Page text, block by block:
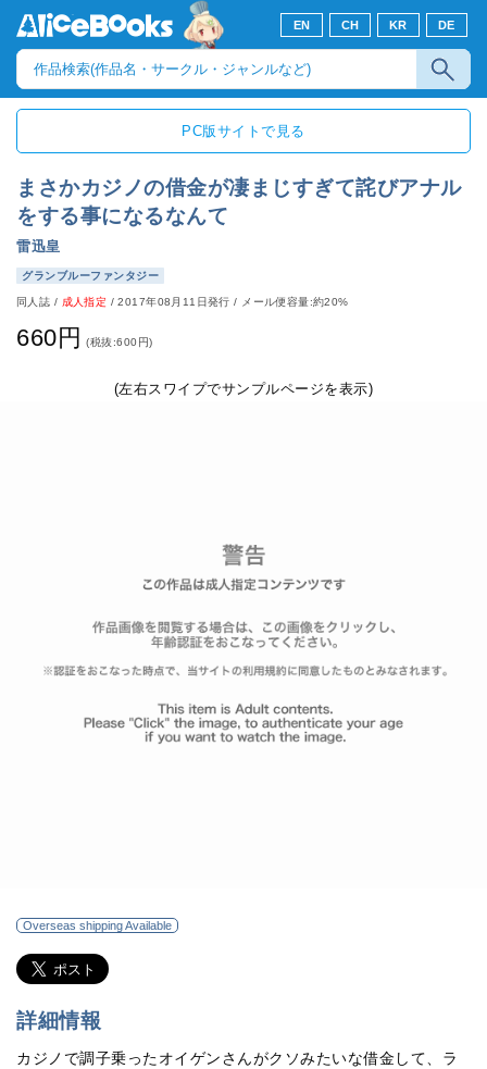
EN CH KR DE
PC版サイトで見る
まさかカジノの借金が凄まじすぎて詫びアナル
をする事になるなんて
雷迅皇
グランブルーファンタジー
同人誌 / 成人指定 /2017年08月11日発行 / メール便容量:約20%
660円 (税抜:600円)
(左右スワイプでサンプルページを表示)
Overseas shipping Available
詳細情報
カジノで調子乗ったオイゲンさんがクソみたいな借金して、ラ